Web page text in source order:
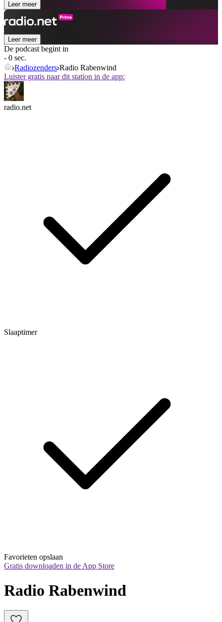
Leer meer
Leer meer
De podcast begint in
- 0 sec.
Radiozenders Radio Rabenwind
Luister gratis naar dit station in de app:
radio.net
Slaaptimer
Favorieten opslaan
Gratis downloaden in de App Store
Radio Rabenwind